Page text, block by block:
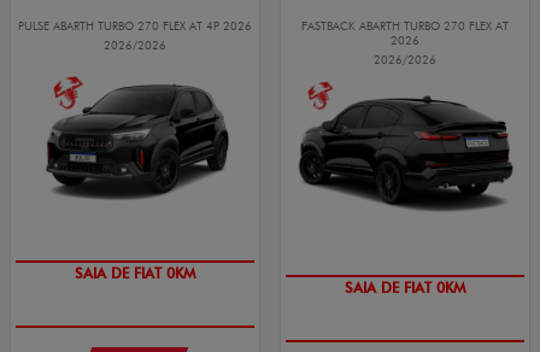
PULSE ABARTH TURBO 270 FLEX AT 4P 2026
2026/2026
SAIA DE FIAT 0KM
FASTBACK ABARTH TURBO 270 FLEX AT
2026
2026/2026
SAIA DE FIAT 0KM